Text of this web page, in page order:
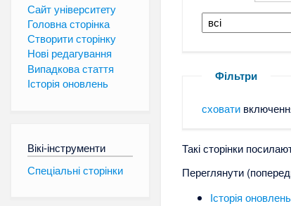
Сайт університету
Головна сторінка
Створити сторінку
Нові редагування
Випадкова стаття
Історія оновлень
Вікі-інструменти
Спеціальні сторінки
Фільтри
сховати
Такі сторінки
Переглянути
Історія оновлень